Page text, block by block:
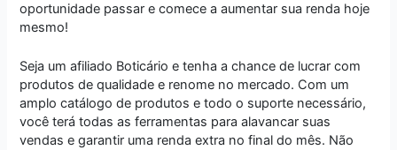
oportunidade passar e comece a aumentar sua renda hoje
mesmo!
Seja um afiliado Boticário e tenha a chance de lucrar com
produtos de qualidade e renome no mercado. Com um
amplo catálogo de produtos e todo o suporte necessário,
você terá todas as ferramentas para alavancar suas
vendas e garantir uma renda extra no final do mês. Não